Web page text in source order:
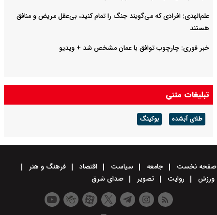
علم‌الهدی: افرادی که می‌گویند جنگ را تمام کنید، بی‌عقل مریض و منافق
هستند
خبر فوری: چارچوب توافق با عمان مشخص شد + ویدیو
تبلیغات متنی
طلای آبشده بوکینگ
صفحه نخست جامعه سیاست اقتصاد
فرهنگ و هنر
ورزش
روایت تصویر صدای شرق